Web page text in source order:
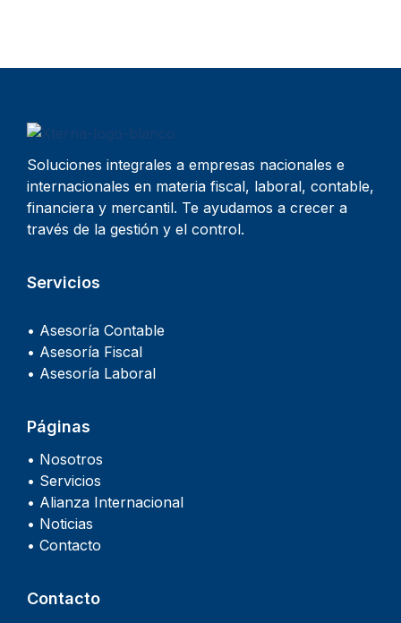
Soluciones integrales a empresas nacionales e
internacionales en materia fiscal, laboral, contable,
financiera y mercantil. Te ayudamos a crecer a
través de la gestión y el control.
Servicios
• Asesoría Contable
• Asesoría Fiscal
• Asesoría Laboral
Páginas
• Nosotros
• Servicios
• Alianza Internacional
• Noticias
• Contacto
Contacto